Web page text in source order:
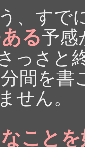
、すで
る予感
っさと
間を書
せん。
こと